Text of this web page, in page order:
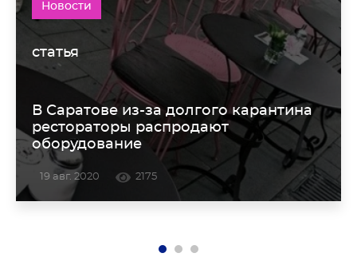
Новости
статья
В Саратове из-за долгого карантина
рестораторы распродают
оборудование
19 авг. 2020 2175